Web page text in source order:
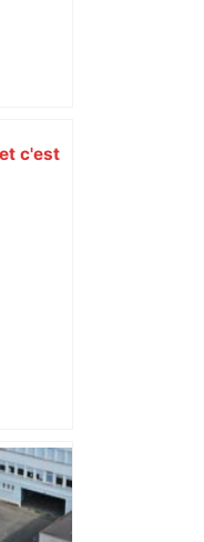
c'est